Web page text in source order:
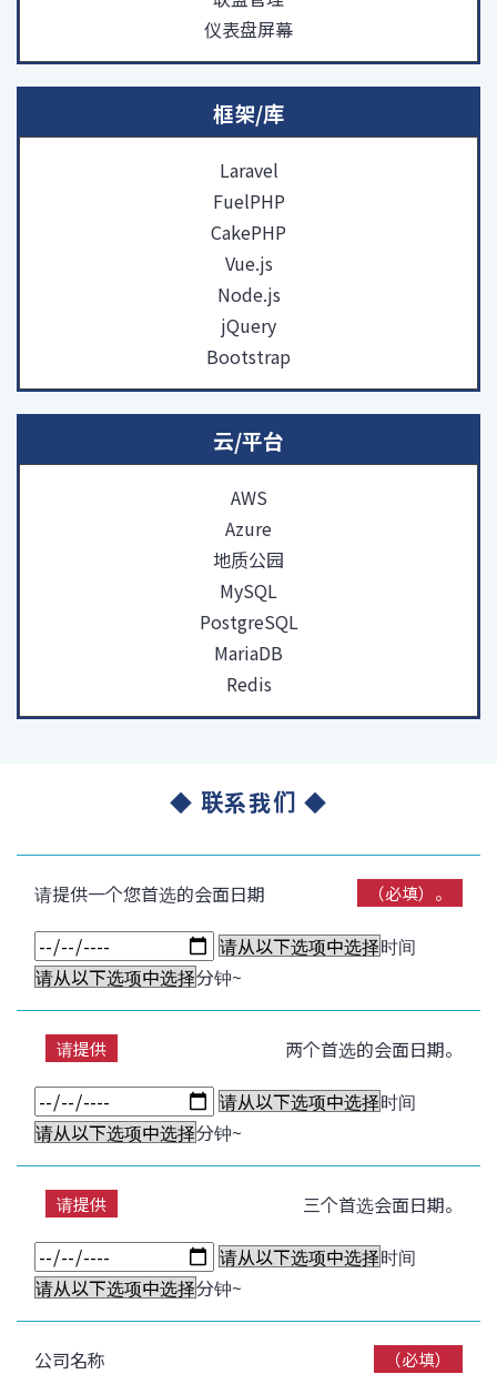
仪表盘屏幕
框架/库
Laravel
FuelPHP
CakePHP
Vue.js
Node.js
jQuery
Bootstrap
云/平台
AWS
Azure
地质公园
MySQL
PostgreSQL
MariaDB
Redis
◆ 联系我们 ◆
请提供一个您首选的会面日期 （必填）。
时间
分钟~
请提供
两个首选的会面日期。
时间
分钟~
请提供
三个首选会面日期。
时间
分钟~
公司名称 （必填）